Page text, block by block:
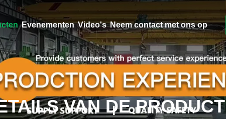
Evenementen Video's Neem contact met ons op
VAN DE